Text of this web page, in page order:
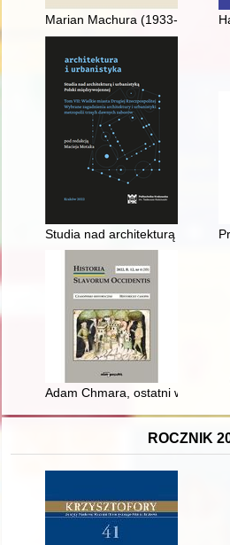
Marian Machura (1933-2016) :
Studia nad architekturą i
Adam Chmara, ostatni
ROCZNIK